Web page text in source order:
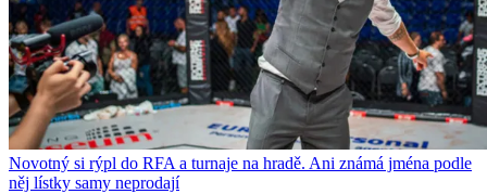
Novotný si rýpl do RFA a turnaje na hradě. Ani známá jména podle
něj lístky samy neprodají